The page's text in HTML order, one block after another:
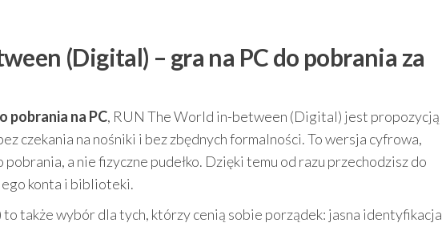
(Digital) – gra na PC do pobrania za
pobrania na PC, RUN The World in-between (Digital) jest propozycją
czekania na nośniki i bez zbędnych formalności. To wersja cyfrowa,
a nie fizyczne pudełko. Dzięki temu od razu przechodzisz do
konta i biblioteki.
także wybór dla tych, którzy cenią sobie porządek: jasna identyfikacja